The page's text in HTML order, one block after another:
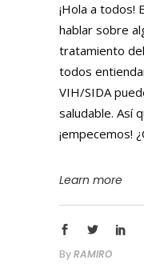
¡Hola a todos!
hablar sobre
tratamiento
todos
VIH/SIDA
saludable. Así
¡empecemos!
Learn more
ByRAMIRO